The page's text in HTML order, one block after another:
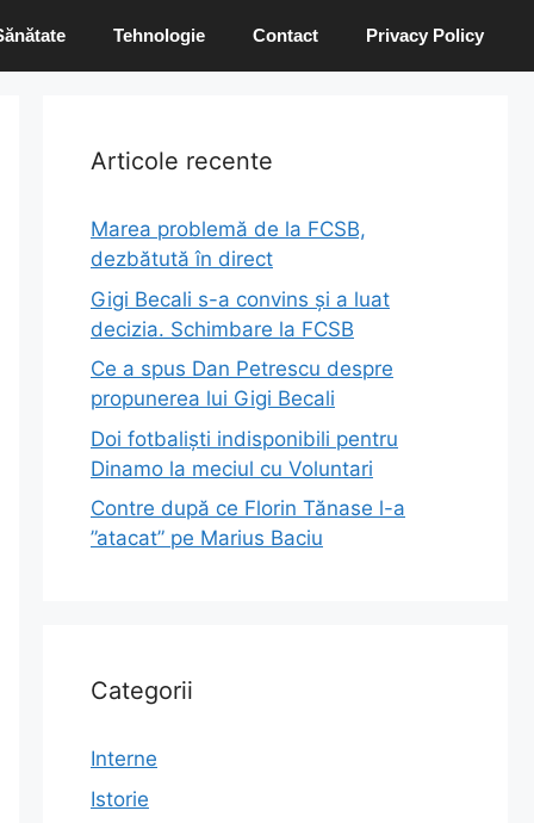
Tehnologie Contact Privacy Policy
Articole recente
Marea problemă de la FCSB,
dezbătută în direct
Gigi Becali s-a convins și a luat
decizia. Schimbare la FCSB
Ce a spus Dan Petrescu despre
propunerea lui Gigi Becali
Doi fotbaliști indisponibili pentru
Dinamo la meciul cu Voluntari
Contre după ce Florin Tănase l-a
”atacat” pe Marius Baciu
Categorii
Interne
Istorie